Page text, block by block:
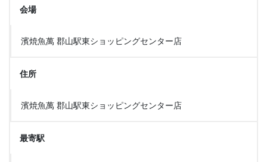
会場
濱焼魚萬 郡山駅東ショッピングセンター店
住所
濱焼魚萬 郡山駅東ショッピングセンター店
最寄駅